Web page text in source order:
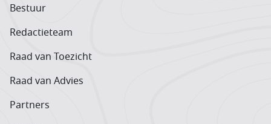
Bestuur
Redactieteam
Raad van Toezicht
Raad van Advies
Partners